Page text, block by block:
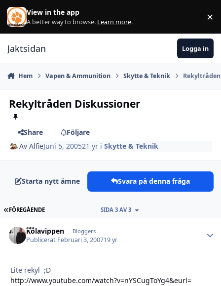
Hoppa till innehåll
View in the app
A better way to browse. Learn more. ×
Jaktsidan Logga in
Hem Vapen & Ammunition Skytte & Teknik
Rekyltråden Diskussioner
Share
Följare
AvAlfieJuni 5, 200521 yr iSkytte & Teknik
Starta nytt ämne Svara på denna fråga
FÖRSTA SIDAN
FÖREGÅENDE SIDA 3 AV 3
Kolavippen Bloggers
Publicerat Februari 3, 200719 yr
Lite rekyl ;D
http://www.youtube.com/watch?v=nYSCugToYg4&eurl=